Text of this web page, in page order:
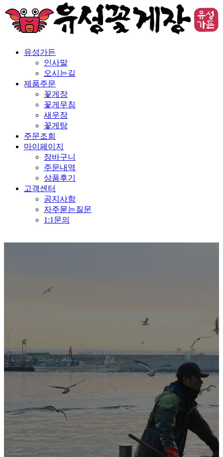
유성가든
인사말
오시는길
제품주문
꽃게장
꽃게무침
새우장
꽃게탕
주문조회
마이페이지
장바구니
주문내역
상품후기
고객센터
공지사항
자주묻는질문
1:1문의